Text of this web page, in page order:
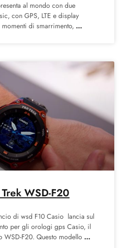
al mondo con due
con GPS, LTE e display
di smarrimento,
WSD-F20
di wsd F10 Casio lancia sul
per gli orologi gps Casio, il
WSD-F20. Questo modello